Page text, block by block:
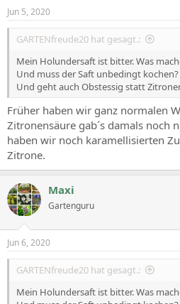
Jun 5, 2020
GARTENfreude20 hat gesagt.:
Mein Holundersaft ist bitter. Was
Und muss der Saft unbedingt kochen?
Und geht auch Obstessig statt
Früher haben wir ganz normalen
Zitronensäure gab´s damals noch
haben wir noch karamellisierten
Zitrone.
Maxi
Gartenguru
Jun 6, 2020
GARTENfreude20 hat gesagt.:
Mein Holundersaft ist bitter. Was